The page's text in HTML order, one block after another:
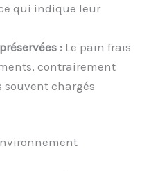
qui indique leur
: Le pain frais
contrairement
chargés